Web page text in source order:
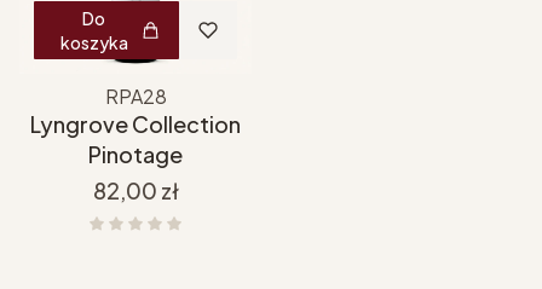
Do
koszyka
RPA28
Lyngrove Collection
Pinotage
Cena
82,00 zł